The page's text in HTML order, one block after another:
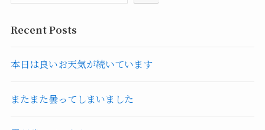
Recent Posts
本日は良いお天気が続いています
またまた曇ってしまいました